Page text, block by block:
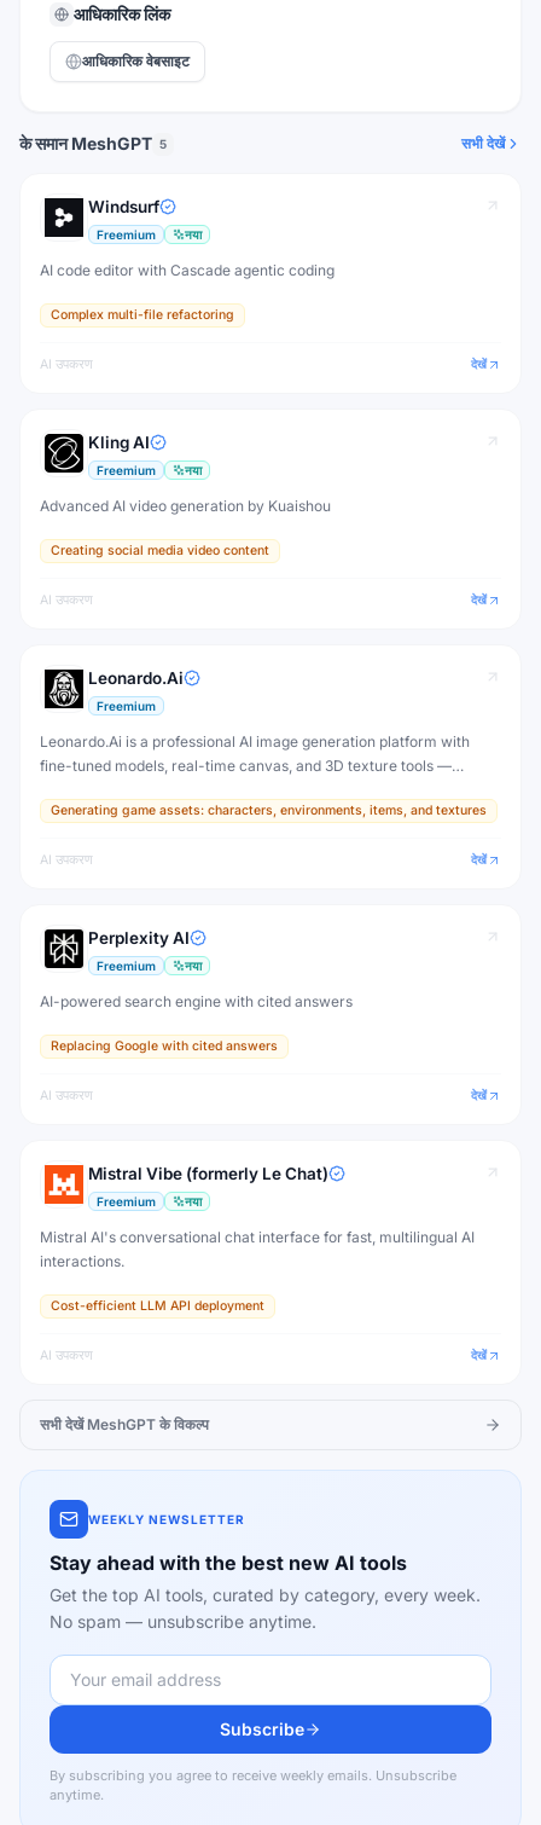
आधिकारिक लिंक
आधिकारिक वेबसाइट
के समान MeshGPT 5 सभी देखें
Windsurf
Freemium नया
AI code editor with Cascade agentic coding
Complex multi-file refactoring
AI उपकरण देखें
Kling AI
Freemium नया
Advanced AI video generation by Kuaishou
Creating social media video content
AI उपकरण देखें
Leonardo.Ai
Freemium
Leonardo.Ai is a professional AI image generation platform with
fine-tuned models, real-time canvas, and 3D texture tools —
production.
Generating game assets: characters, environments, items, and textures
AI उपकरण देखें
Perplexity AI
Freemium नया
AI-powered search engine with cited answers
Replacing Google with cited answers
AI उपकरण देखें
Mistral Vibe (formerly Le Chat)
Freemium नया
Mistral AI's conversational chat interface for fast, multilingual AI
interactions.
Cost-efficient LLM API deployment
AI उपकरण देखें
सभी देखें MeshGPT के विकल्प
WEEKLY NEWSLETTER
Stay ahead with the best new AI tools
Get the top AI tools, curated by category, every week.
No spam — unsubscribe anytime.
Subscribe
By subscribing you agree to receive weekly emails. Unsubscribe
anytime.